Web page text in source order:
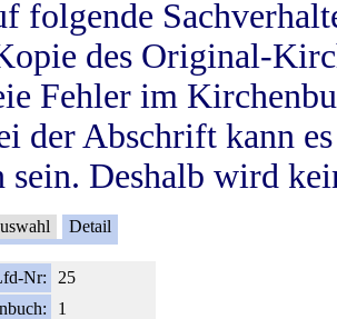
folgende
des Original-
Fehler im
der Abschrift kann
sein. Deshalb wird
Detail
Nr:
25
1